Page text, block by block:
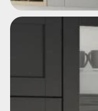
Puerta con marco